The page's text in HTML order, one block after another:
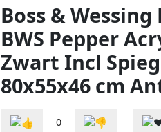
Boss &
BWS Pepper
Zwart Incl
80x55x46 cm
0